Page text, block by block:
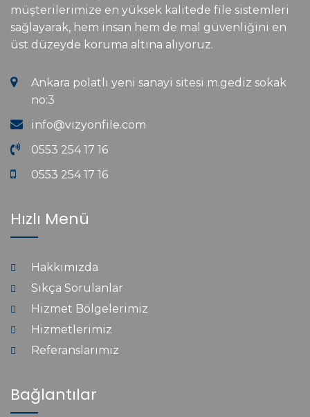
müşterilerimize en yüksek kalitede file sistemleri
sağlayarak, hem insan hem de mal güvenliğini en
üst düzeyde koruma altına alıyoruz.
Ankara polatlı yeni sanayi sitesi m.gediz sokak
no:3
info@vizyonfile.com
0553 254 17 16
0553 254 17 16
Hızlı Menü
Hakkımızda
Sıkça Sorulanlar
Hizmet Bölgelerimiz
Hizmetlerimiz
Referanslarımız
Bağlantılar